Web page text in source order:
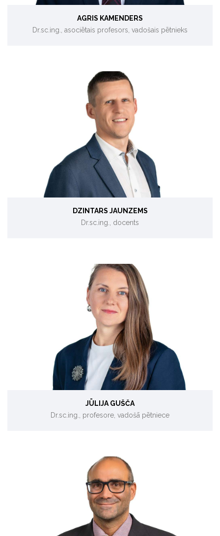
AGRIS KAMENDERS
Dr.sc.ing., asociētais profesors, vadošais pētnieks
Saules enerģija, ilgtspējīga attīstība, energoefektivitāte.
DZINTARS JAUNZEMS
Dr.sc.ing., docents
Zemu oglekļa emisiju tehnoloģijas, dzīves cikla analīze.
JŪLIJA GUŠČA
Dr.sc.ing., profesore, vadošā pētniece
Bioenerģija, pilsētas izturētspēja.